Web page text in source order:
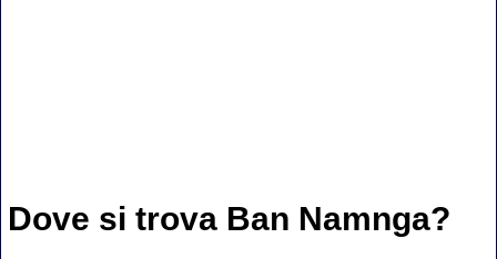
Dove si trova Ban Namnga?